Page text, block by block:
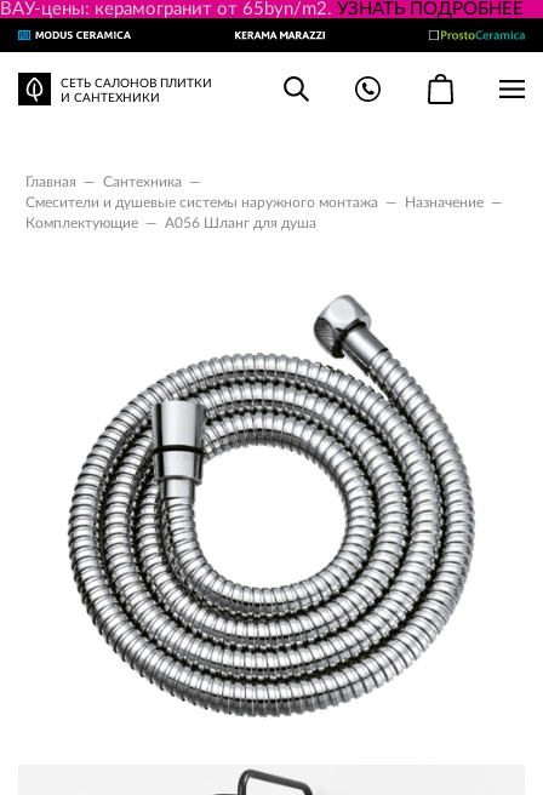
ВАУ-цены: керамогранит от 65byn/m2. УЗНАТЬ ПОДРОБНЕЕ
СЕТЬ САЛОНОВ ПЛИТКИ
И САНТЕХНИКИ
Главная — Сантехника
—
Смесители и душевые системы наружного монтажа
— Назначение —
Комплектующие — A056 Шланг для душа